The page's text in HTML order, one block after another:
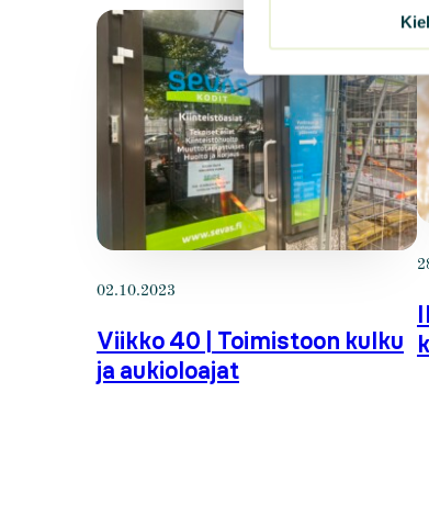
02.10.2023
Viikko 40 | Toimistoon kulku
ja aukioloajat